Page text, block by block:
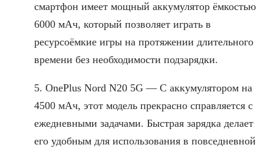
смартфон имеет мощный аккумулятор ёмкостью
6000 мАч, который позволяет играть в
ресурсоёмкие игры на протяжении длительного
времени без необходимости подзарядки.
5. OnePlus Nord N20 5G — С аккумулятором на
4500 мАч, этот модель прекрасно справляется с
ежедневными задачами. Быстрая зарядка делает
его удобным для использования в повседневной